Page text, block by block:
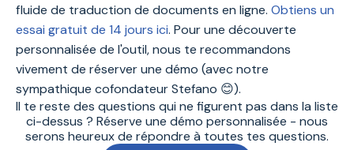
fluide de traduction de documents en ligne. Obtiens un
essai gratuit de 14 jours ici. Pour une découverte
personnalisée de l'outil, nous te recommandons
vivement de réserver une démo (avec notre
sympathique cofondateur Stefano 😊).
Il te reste des questions qui ne figurent pas dans la liste
ci-dessus ? Réserve une démo personnalisée - nous
serons heureux de répondre à toutes tes questions.